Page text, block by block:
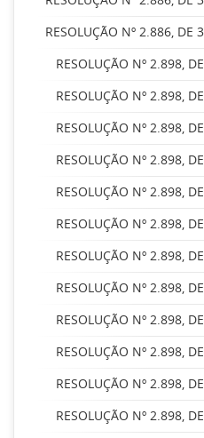
RESOLUÇÃO Nº 2.886, DE
RESOLUÇÃO Nº 2.898,
RESOLUÇÃO Nº 2.898,
RESOLUÇÃO Nº 2.898,
RESOLUÇÃO Nº 2.898,
RESOLUÇÃO Nº 2.898,
RESOLUÇÃO Nº 2.898,
RESOLUÇÃO Nº 2.898,
RESOLUÇÃO Nº 2.898,
RESOLUÇÃO Nº 2.898,
RESOLUÇÃO Nº 2.898,
RESOLUÇÃO Nº 2.898,
RESOLUÇÃO Nº 2.898,